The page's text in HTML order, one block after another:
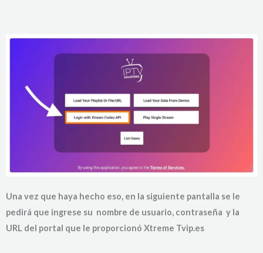
Una vez que haya hecho eso, en la siguiente pantalla se le
pedirá que ingrese su nombre de usuario, contraseña y la
URL del portal que le proporcionó Xtreme Tvip.es